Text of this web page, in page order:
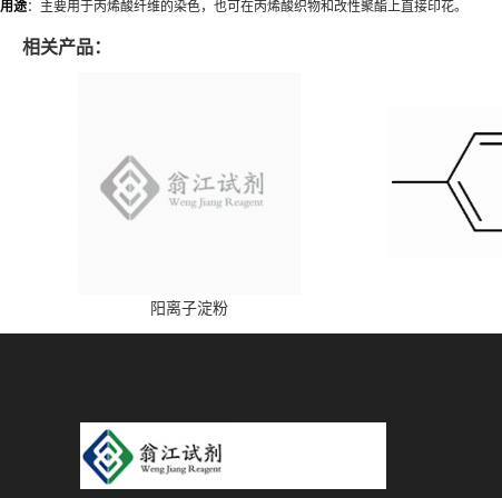
用途：主要用于丙烯酸纤维的染色，也可在丙烯酸织物和改性聚酯上直接印花。
相关产品：
阳离子淀粉